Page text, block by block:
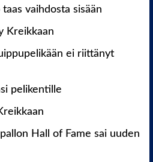
vaihdosta sisään
Kreikkaan
ei riittänyt
pelikentille
Hall of Fame sai uuden